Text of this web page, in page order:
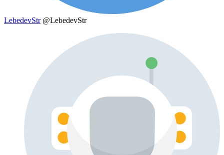
LebedevStr @LebedevStr